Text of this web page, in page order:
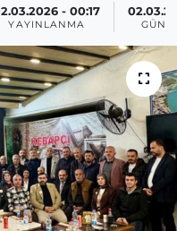
- 00:17
YAYINLANMA